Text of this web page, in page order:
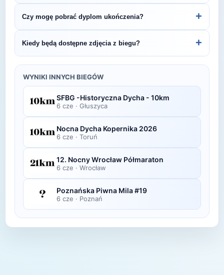
by być na bieżąco z datą kolejnej edycji XII Bieg
Burzyński.
organizatora lub platformie pomiarowej podanej na
bibie startowym. Wyniki zawierają czas brutto i
netto, a często też pozycję wśród wszystkich
uczestników i w kategorii wiekowej.
Czy mogę pobrać dyplom ukończenia? +
elektroniczne dyplomy do pobrania ze strony
organizatora po opublikowaniu oficjalnych
Kiedy będą dostępne zdjęcia z biegu? +
w ciągu kilku dni po zawodach na swojej stronie
lub fanpage'u na Facebooku.
WYNIKI INNYCH BIEGÓW
SFBG -Historyczna Dycha - 10km
6 cze · Głuszyca
Nocna Dycha Kopernika 2026
6 cze · Toruń
12. Nocny Wrocław Półmaraton
6 cze · Wrocław
Poznańska Piwna Mila #19
6 cze · Poznań